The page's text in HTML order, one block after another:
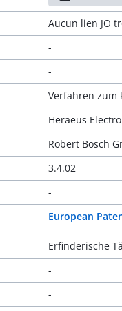
Aucun lien JO
-
-
Verfahren zum
Heraeus
Robert Bosch
3.4.02
-
European
Erfinderische
-
-